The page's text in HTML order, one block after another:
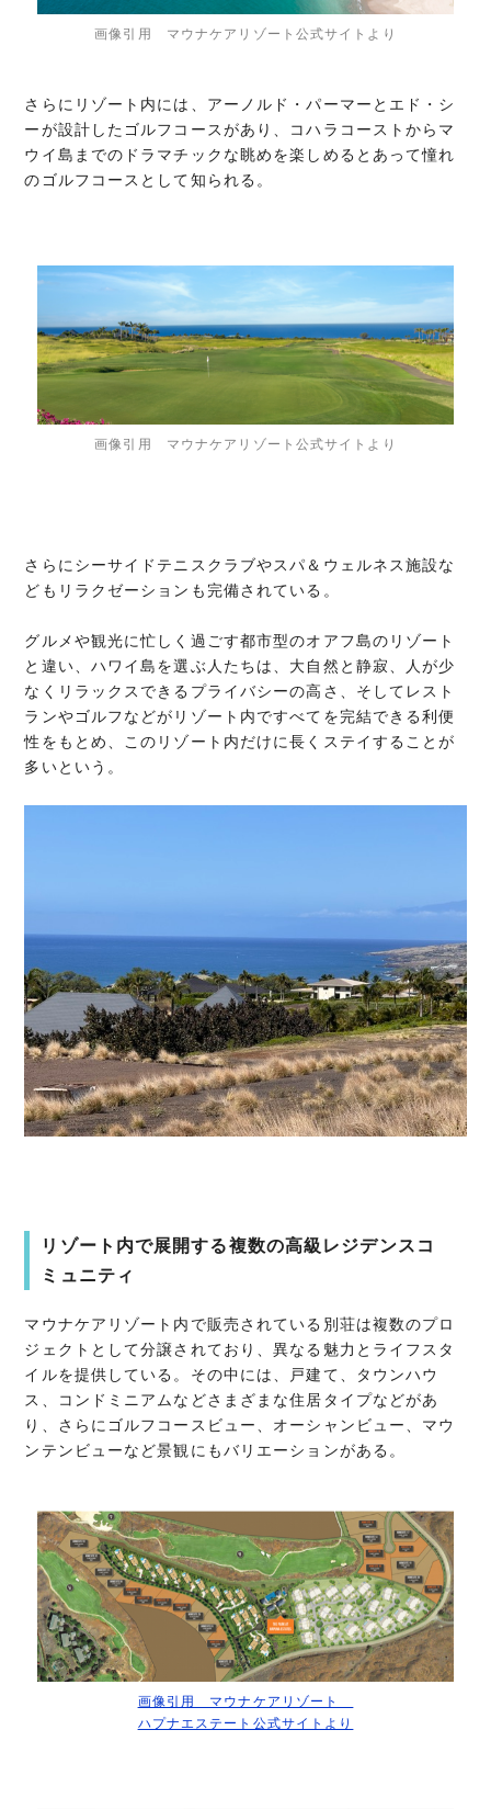
画像引用 マウナケアリゾート公式サイトより
さらにリゾート内には、アーノルド・パーマーとエド・シ
ーが設計したゴルフコースがあり、コハラコーストからマ
ウイ島までのドラマチックな眺めを楽しめるとあって憧れ
のゴルフコースとして知られる。
画像引用 マウナケアリゾート公式サイトより
さらにシーサイドテニスクラブやスパ＆ウェルネス施設な
どもリラクゼーションも完備されている。
グルメや観光に忙しく過ごす都市型のオアフ島のリゾート
と違い、ハワイ島を選ぶ人たちは、大自然と静寂、人が少
なくリラックスできるプライバシーの高さ、そしてレスト
ランやゴルフなどがリゾート内ですべてを完結できる利便
性をもとめ、このリゾート内だけに長くステイすることが
多いという。
リゾート内で展開する複数の高級レジデンスコ
ミュニティ
マウナケアリゾート内で販売されている別荘は複数のプロ
ジェクトとして分譲されており、異なる魅力とライフスタ
イルを提供している。その中には、戸建て、タウンハウ
ス、コンドミニアムなどさまざまな住居タイプなどがあ
り、さらにゴルフコースビュー、オーシャンビュー、マウ
ンテンビューなど景観にもバリエーションがある。
画像引用 マウナケアリゾート
ハプナエステート公式サイトより